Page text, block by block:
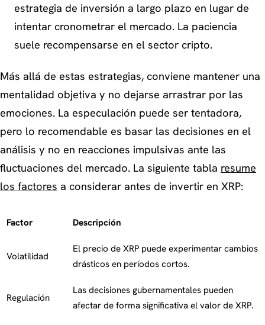
estrategia de inversión a largo plazo en lugar de
intentar cronometrar el mercado. La paciencia
suele recompensarse en el sector cripto.
Más allá de estas estrategias, conviene mantener una
mentalidad objetiva y no dejarse arrastrar por las
emociones. La especulación puede ser tentadora,
pero lo recomendable es basar las decisiones en el
análisis y no en reacciones impulsivas ante las
fluctuaciones del mercado. La siguiente tabla resume
los factores a considerar antes de invertir en XRP:
Factor Descripción
Volatilidad
El precio de XRP puede experimentar cambios
drásticos en períodos cortos.
Regulación
Las decisiones gubernamentales pueden
afectar de forma significativa el valor de XRP.